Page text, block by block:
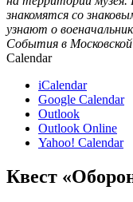
знакомятся со
узнают о
События в
Calendar
iCalendar
Google Calendar
Outlook
Outlook Online
Yahoo! Calendar
Квест